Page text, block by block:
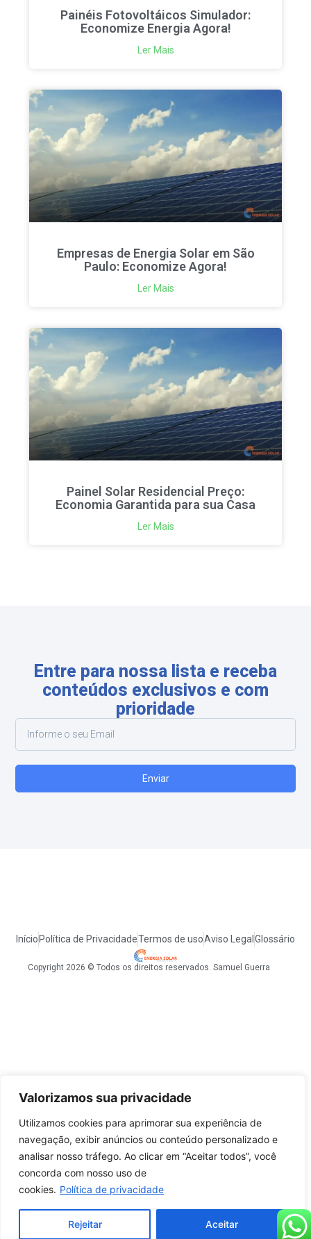
Valorizamos sua privacidade
Utilizamos cookies para aprimorar sua experiência de
navegação, exibir anúncios ou conteúdo personalizado e
analisar nosso tráfego. Ao clicar em “Aceitar todos”, você
concorda com nosso uso de
cookies. Política de privacidade
Rejeitar Aceitar
Painéis Fotovoltáicos Simulador:
Economize Energia Agora!
Ler Mais
Empresas de Energia Solar em São
Paulo: Economize Agora!
Ler Mais
Painel Solar Residencial Preço:
Economia Garantida para sua Casa
Ler Mais
Entre para nossa lista e receba
conteúdos exclusivos e com
prioridade
Enviar
Início Política de PrivacidadeTermos de usoAviso Legal Glossário
Copyright 2026 © Todos os direitos reservados. Samuel Guerra